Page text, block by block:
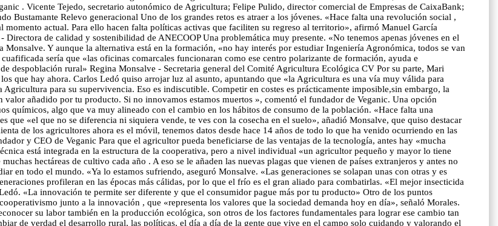
. Vicente Tejedo, secretario autonómico de Agricultura; Felipe Pulido, director comercial de Empresas de CaixaBank;
Bustamante Relevo generacional Uno de los grandes retos es atraer a los jóvenes. «Hace falta una revolución social ,
momento actual. Para ello hacen falta políticas activas que faciliten su regreso al territorio», afirmó Manuel García
de calidad y sostenibilidad de ANECOOP Una problemática muy presente. «No tenemos apenas jóvenes en el
Y aunque la alternativa está en la formación, «no hay interés por estudiar Ingeniería Agronómica, todos se van
sería que «las oficinas comarcales funcionaran como ese centro polarizante de formación, ayuda e
despoblación rural» Regina Monsalve - Secretaria general del Comité Agricultura Ecológica CV Por su parte, Mari
que hay ahora. Carlos Ledó quiso arrojar luz al asunto, apuntando que «la Agricultura es una vía muy válida para
para su supervivencia. Eso es indiscutible. Competir en costes es prácticamente imposible,sin embargo, la
añadido por tu producto. Si no innovamos estamos muertos », comentó el fundador de Veganic. Una opción
químicos, algo que va muy alineado con el cambio en los hábitos de consumo de la población. «Hace falta una
que «el que no se diferencia ni siquiera vende, te ves con la cosecha en el suelo», añadió Monsalve, que quiso destacar
de los agricultores ahora es el móvil, tenemos datos desde hace 14 años de todo lo que ha venido ocurriendo en las
y CEO de Veganic Para que el agricultor pueda beneficiarse de las ventajas de la tecnología, antes hay «mucha
está integrada en la estructura de la cooperativa, pero a nivel individual «un agricultor pequeño y mayor lo tiene
hectáreas de cultivo cada año . A eso se le añaden las nuevas plagas que vienen de países extranjeros y antes no
en todo el mundo. «Ya lo estamos sufriendo, aseguró Monsalve. «Las generaciones se solapan unas con otras y es
profileran en las épocas más cálidas, por lo que el frío es el gran aliado para combatirlas. «El mejor insecticida
«La innovación te permite ser diferente y que el consumidor pague más por tu producto» Otro de los puntos
junto a la innovación , que «representa los valores que la sociedad demanda hoy en día», señaló Morales.
su labor también en la producción ecológica, son otros de los factores fundamentales para lograr ese cambio tan
de verdad el desarrollo rural, las políticas, el día a día de la gente que vive en el campo solo cuidando y valorando el